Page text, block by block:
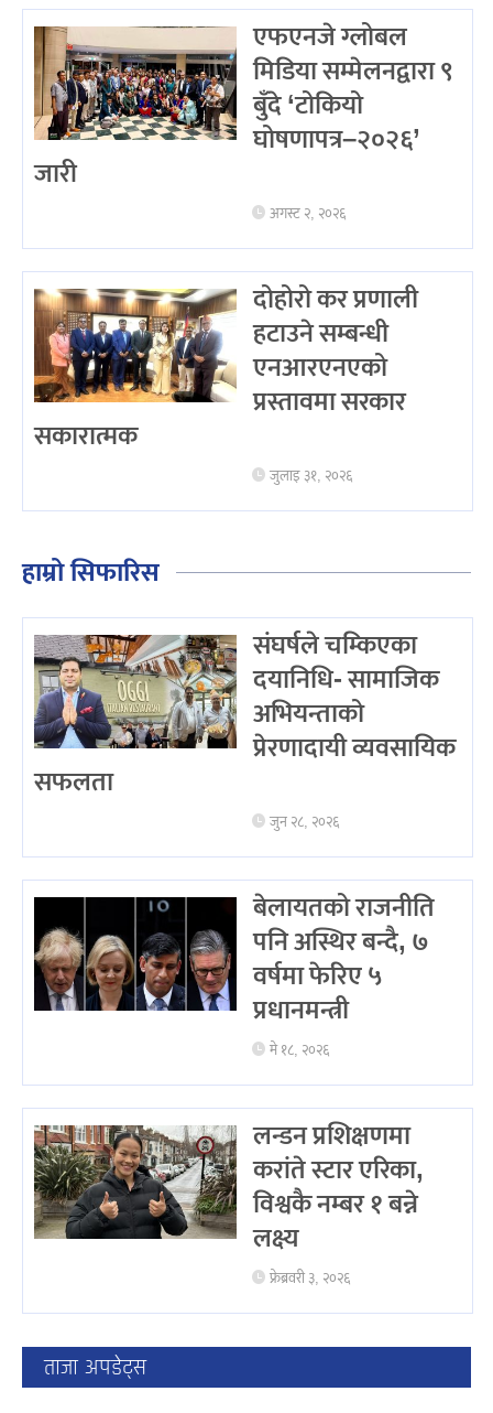
एफएनजे ग्लोबल
मिडिया सम्मेलनद्वारा ९
बुँदे ‘टोकियो
घोषणापत्र–२०२६’
जारी
अगस्ट २, २०२६
दोहोरो कर प्रणाली
हटाउने सम्बन्धी
एनआरएनएको
प्रस्तावमा सरकार
सकारात्मक
जुलाइ ३१, २०२६
हाम्रो सिफारिस
संघर्षले चम्किएका
दयानिधि- सामाजिक
अभियन्ताको
प्रेरणादायी व्यवसायिक
सफलता
जुन २८, २०२६
बेलायतको राजनीति
पनि अस्थिर बन्दै, ७
वर्षमा फेरिए ५
प्रधानमन्त्री
मे १८, २०२६
लन्डन प्रशिक्षणमा
करांते स्टार एरिका,
विश्वकै नम्बर १ बन्ने
लक्ष्य
फ्रेब्रवरी ३, २०२६
ताजा अपडेट्स